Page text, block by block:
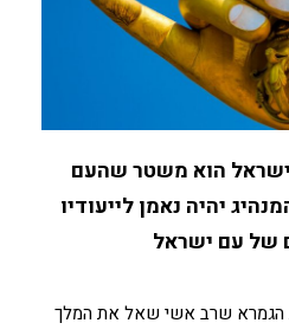
הוא משטר שהעם
יהיה נאמן לייעודיו
של עם ישראל
שרב אשי שאל את המלך